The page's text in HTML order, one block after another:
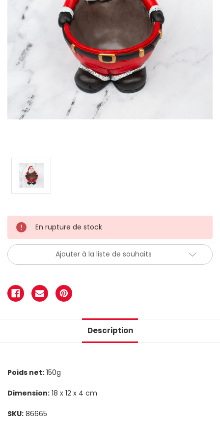
En rupture de stock
Ajouter à la liste de souhaits
Description
Poids net: 150g
Dimension: 18 x 12 x 4 cm
SKU: 86665